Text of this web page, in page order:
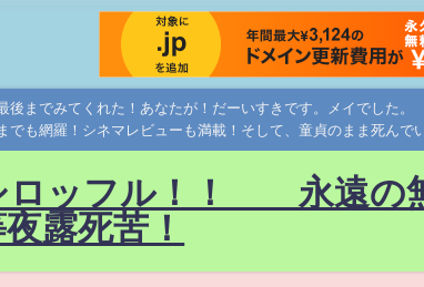
までみてくれた！あなたが！だーいすきです。メイでし
も網羅！シネマレビューも満載！そして、童貞のまま死んで
ロッフル！！ 永遠の
露死苦！